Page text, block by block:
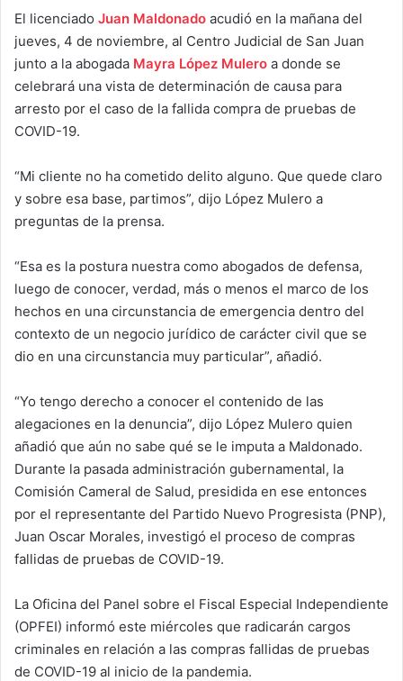
El licenciado Juan Maldonado acudió en la mañana del
jueves, 4 de noviembre, al Centro Judicial de San Juan
junto a la abogada Mayra López Mulero a donde se
celebrará una vista de determinación de causa para
arresto por el caso de la fallida compra de pruebas de
COVID-19.
“Mi cliente no ha cometido delito alguno. Que quede claro
y sobre esa base, partimos”, dijo López Mulero a
preguntas de la prensa.
“Esa es la postura nuestra como abogados de defensa,
luego de conocer, verdad, más o menos el marco de los
hechos en una circunstancia de emergencia dentro del
contexto de un negocio jurídico de carácter civil que se
dio en una circunstancia muy particular”, añadió.
“Yo tengo derecho a conocer el contenido de las
alegaciones en la denuncia”, dijo López Mulero quien
añadió que aún no sabe qué se le imputa a Maldonado.
Durante la pasada administración gubernamental, la
Comisión Cameral de Salud, presidida en ese entonces
por el representante del Partido Nuevo Progresista (PNP),
Juan Oscar Morales, investigó el proceso de compras
fallidas de pruebas de COVID-19.
La Oficina del Panel sobre el Fiscal Especial Independiente
(OPFEI) informó este miércoles que radicarán cargos
criminales en relación a las compras fallidas de pruebas
de COVID-19 al inicio de la pandemia.